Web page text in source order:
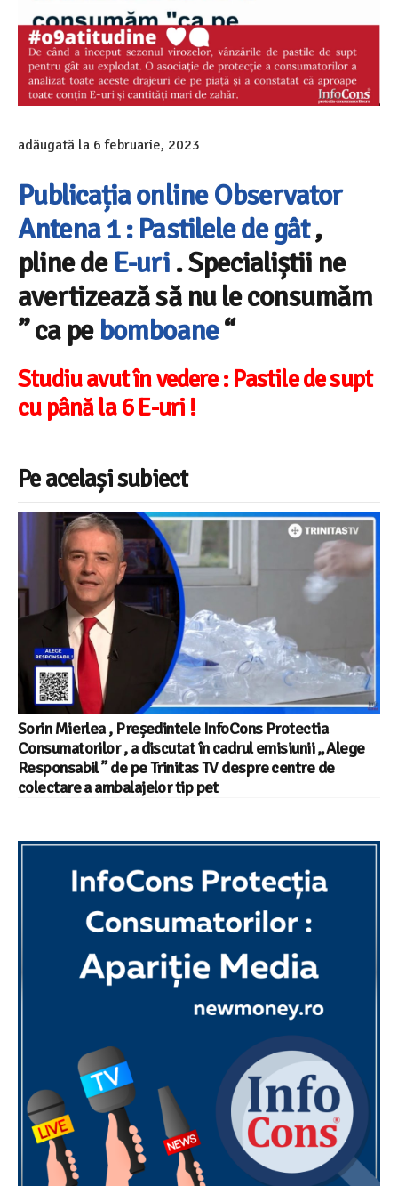
adăugată la 6 februarie, 2023
Publicația online Observator
Antena 1 : Pastilele de gât,
pline de E-uri. Specialiștii ne
avertizează să nu le consumăm
” ca pebomboane“
Studiu avut în vedere : Pastile de supt
cu până la 6 E-uri !
Pe același subiect
Sorin Mierlea , Președintele InfoCons Protectia
Consumatorilor , a discutat în cadrul emisiunii „ Alege
Responsabil ” de pe Trinitas TV despre centre de
colectare a ambalajelor tip pet